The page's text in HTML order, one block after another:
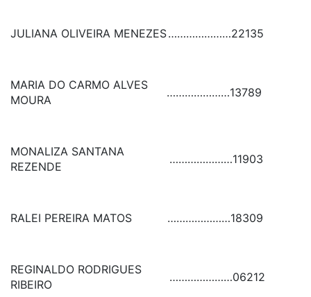
JULIANA OLIVEIRA MENEZES…………………22135
MARIA DO CARMO ALVES
MOURA
…………………13789
MONALIZA SANTANA
REZENDE
…………………11903
RALEI PEREIRA MATOS …………………18309
REGINALDO RODRIGUES
RIBEIRO
…………………06212